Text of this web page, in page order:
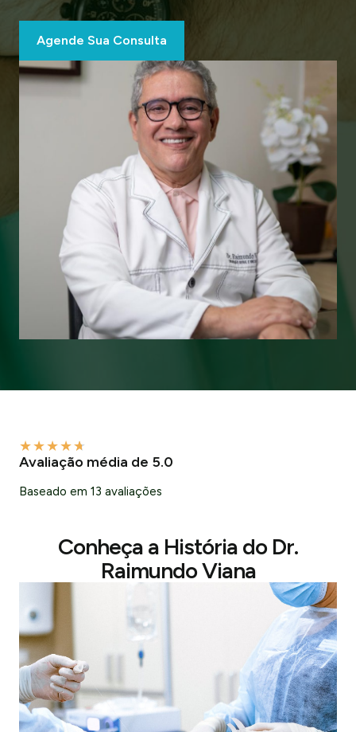
Agende Sua Consulta
★★★★★
Avaliação média de 5.0
Baseado em 13 avaliações
Conheça a História do Dr.
Raimundo Viana